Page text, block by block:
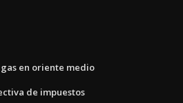
en oriente medio
de impuestos